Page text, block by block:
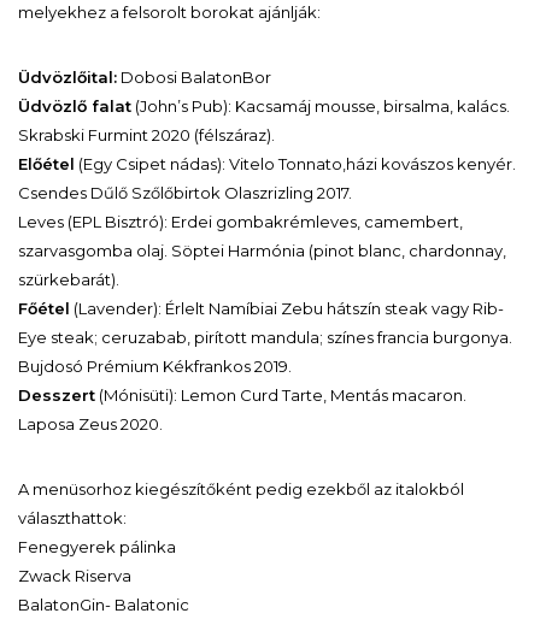
melyekhez a felsorolt borokat ajánlják:
Üdvözlőital: Dobosi BalatonBor
Üdvözlő falat (John’s Pub): Kacsamáj mousse, birsalma, kalács.
Skrabski Furmint 2020 (félszáraz).
Előétel (Egy Csipet nádas): Vitelo Tonnato,házi kovászos kenyér.
Csendes Dűlő Szőlőbirtok Olaszrizling 2017.
Leves (EPL Bisztró): Erdei gombakrémleves, camembert,
szarvasgomba olaj. Söptei Harmónia (pinot blanc, chardonnay,
szürkebarát).
Főétel (Lavender): Érlelt Namíbiai Zebu hátszín steak vagy Rib-
Eye steak; ceruzabab, pirított mandula; színes francia burgonya.
Bujdosó Prémium Kékfrankos 2019.
Desszert (Mónisüti): Lemon Curd Tarte, Mentás macaron.
Laposa Zeus 2020.
A menüsorhoz kiegészítőként pedig ezekből az italokból
választhattok:
Fenegyerek pálinka
Zwack Riserva
BalatonGin- Balatonic